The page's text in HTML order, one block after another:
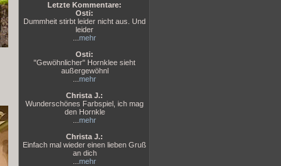
Letzte Kommentare:
Osti:
Dummheit stirbt leider nicht aus. Und
leider
mehr
Osti:
"Gewöhnlicher" Hornklee sieht
außergewöhnl
mehr
Christa J.:
Wunderschönes Farbspiel, ich mag
den Hornkle
mehr
Christa J.:
Einfach mal wieder einen lieben Gruß
an dich
mehr